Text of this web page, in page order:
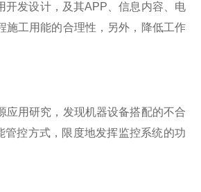
开发设计，及其APP、信息内容、电
施工用能的合理性，另外，降低工作
应用研究，发现机器设备搭配的不合
控方式，限度地发挥监控系统的功